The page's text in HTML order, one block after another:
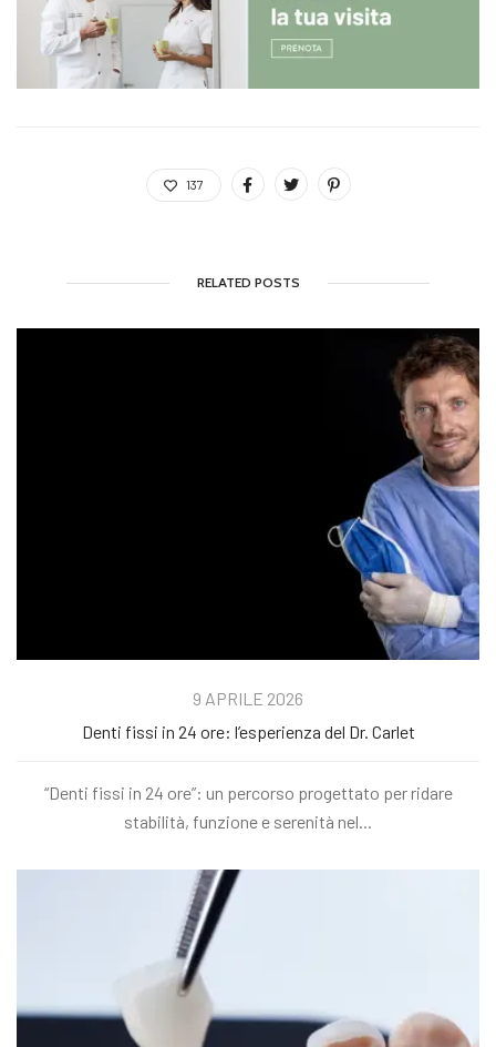
137
RELATED POSTS
9 APRILE 2026
Denti fissi in 24 ore: l’esperienza del Dr. Carlet
“Denti fissi in 24 ore”: un percorso progettato per ridare
stabilità, funzione e serenità nel...